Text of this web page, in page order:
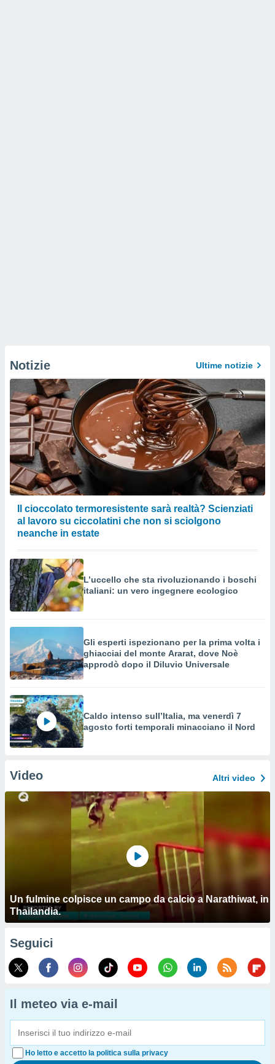
Notizie Ultime notizie
Il cioccolato termoresistente sarà realtà? Scienziati
al lavoro su ciccolatini che non si sciolgono
neanche in estate
L’uccello che sta rivoluzionando i boschi
italiani: un vero ingegnere ecologico
Gli esperti ispezionano per la prima volta i
ghiacciai del monte Ararat, dove Noè
approdò dopo il Diluvio Universale
Caldo intenso sull’Italia, ma venerdì 7
agosto forti temporali minacciano il Nord
Video Altri video
Un fulmine colpisce un campo da calcio a Narathiwat, in
Thailandia.
Seguici
Il meteo via e-mail
Ho letto e accetto la politica sulla privacy